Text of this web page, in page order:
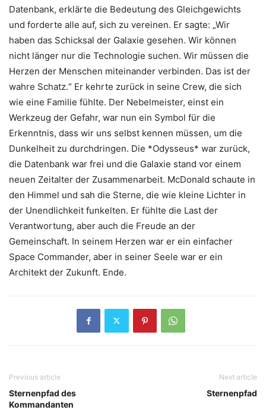
Datenbank, erklärte die Bedeutung des Gleichgewichts
und forderte alle auf, sich zu vereinen. Er sagte: „Wir
haben das Schicksal der Galaxie gesehen. Wir können
nicht länger nur die Technologie suchen. Wir müssen die
Herzen der Menschen miteinander verbinden. Das ist der
wahre Schatz.“ Er kehrte zurück in seine Crew, die sich
wie eine Familie fühlte. Der Nebelmeister, einst ein
Werkzeug der Gefahr, war nun ein Symbol für die
Erkenntnis, dass wir uns selbst kennen müssen, um die
Dunkelheit zu durchdringen. Die *Odysseus* war zurück,
die Datenbank war frei und die Galaxie stand vor einem
neuen Zeitalter der Zusammenarbeit. McDonald schaute in
den Himmel und sah die Sterne, die wie kleine Lichter in
der Unendlichkeit funkelten. Er fühlte die Last der
Verantwortung, aber auch die Freude an der
Gemeinschaft. In seinem Herzen war er ein einfacher
Space Commander, aber in seiner Seele war er ein
Architekt der Zukunft. Ende.
Previous article
Sternenpfad des
Kommandanten
Next article
Sternenpfad